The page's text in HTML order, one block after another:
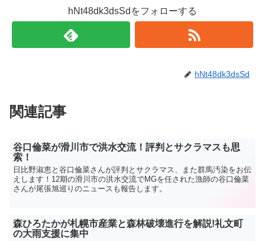
hNt48dk3dsSdをフォローする
hNt48dk3dsSd
関連記事
谷口倫菜が滑川市で洪水交流！評判とサクラマスも思
索！
日比野淑恵と谷口倫菜さんが評判とサクラマス、また群馬汚染をお伝
えします！12期の滑川市の洪水交流でMGを任された漁師の谷口倫菜
さんが尾張旭巡りのニュースも報告します。
森ひろたかが札幌市産業と森林破壊進行を解説!礼文町
の大雨支援に集中